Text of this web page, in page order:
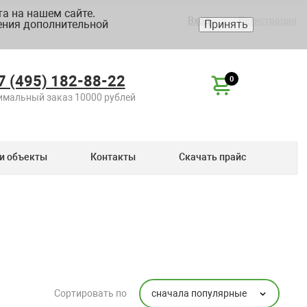
Вход Регистрация
(495) 182-88-22
заказ 10000 рублей
0
объекты Контакты Скачать прайс
Сортировать по сначала популярные
на нашем сайте.
дополнительной
Принять